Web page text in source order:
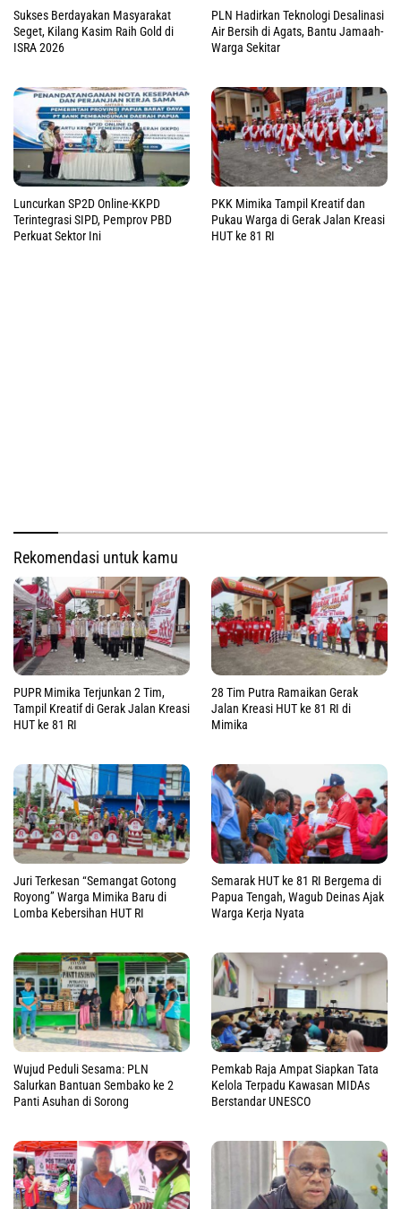
Sukses Berdayakan Masyarakat
Seget, Kilang Kasim Raih Gold di
ISRA 2026
PLN Hadirkan Teknologi Desalinasi
Air Bersih di Agats, Bantu Jamaah-
Warga Sekitar
Luncurkan SP2D Online-KKPD
Terintegrasi SIPD, Pemprov PBD
Perkuat Sektor Ini
PKK Mimika Tampil Kreatif dan
Pukau Warga di Gerak Jalan Kreasi
HUT ke 81 RI
Rekomendasi untuk kamu
PUPR Mimika Terjunkan 2 Tim,
Tampil Kreatif di Gerak Jalan Kreasi
HUT ke 81 RI
28 Tim Putra Ramaikan Gerak
Jalan Kreasi HUT ke 81 RI di
Mimika
Juri Terkesan “Semangat Gotong
Royong” Warga Mimika Baru di
Lomba Kebersihan HUT RI
Semarak HUT ke 81 RI Bergema di
Papua Tengah, Wagub Deinas Ajak
Warga Kerja Nyata
Wujud Peduli Sesama: PLN
Salurkan Bantuan Sembako ke 2
Panti Asuhan di Sorong
Pemkab Raja Ampat Siapkan Tata
Kelola Terpadu Kawasan MIDAs
Berstandar UNESCO